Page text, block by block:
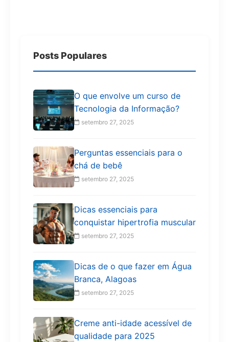
Posts Populares
O que envolve um curso de
Tecnologia da Informação?
setembro 27, 2025
Perguntas essenciais para o
chá de bebê
setembro 27, 2025
Dicas essenciais para
conquistar hipertrofia muscular
setembro 27, 2025
Dicas de o que fazer em Água
Branca, Alagoas
setembro 27, 2025
Creme anti-idade acessível de
qualidade para 2025